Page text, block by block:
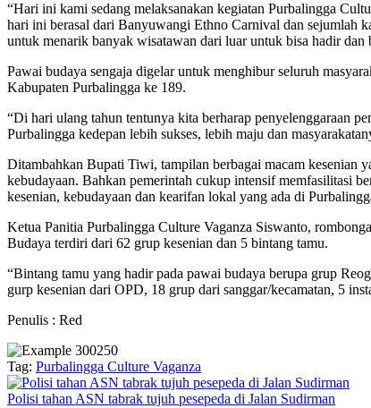
“Hari ini kami sedang melaksanakan kegiatan Purbalingga
hari ini berasal dari Banyuwangi Ethno Carnival dan sejumlah
untuk menarik banyak wisatawan dari luar untuk bisa hadir
Pawai budaya sengaja digelar untuk menghibur seluruh
Kabupaten Purbalingga ke 189.
“Di hari ulang tahun tentunya kita berharap penyelenggaraan
Purbalingga kedepan lebih sukses, lebih maju dan
Ditambahkan Bupati Tiwi, tampilan berbagai macam kesenian
kebudayaan. Bahkan pemerintah cukup intensif memfasilitasi
kesenian, kebudayaan dan kearifan lokal yang ada di
Ketua Panitia Purbalingga Culture Vaganza Siswanto,
Budaya terdiri dari 62 grup kesenian dan 5 bintang tamu.
“Bintang tamu yang hadir pada pawai budaya berupa grup
gurp kesenian dari OPD, 18 grup dari sanggar/kecamatan, 5
Penulis : Red
Tag: Purbalingga Culture Vaganza
Polisi tahan ASN tabrak tujuh pesepeda di Jalan Sudirman